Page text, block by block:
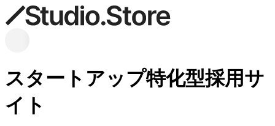
スタートアップ特化型採用サ
イト